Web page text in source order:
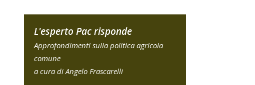
L'esperto Pac risponde
Approfondimenti sulla politica agricola
comune
a cura di Angelo Frascarelli